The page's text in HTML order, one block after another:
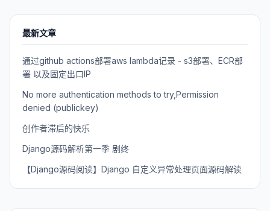
最新文章
通过github actions部署aws lambda记录 - s3部署、ECR部
署 以及固定出口IP
No more authentication methods to try,Permission
denied (publickey)
创作者滞后的快乐
Django源码解析第一季 剧终
【Django源码阅读】Django 自定义异常处理页面源码解读